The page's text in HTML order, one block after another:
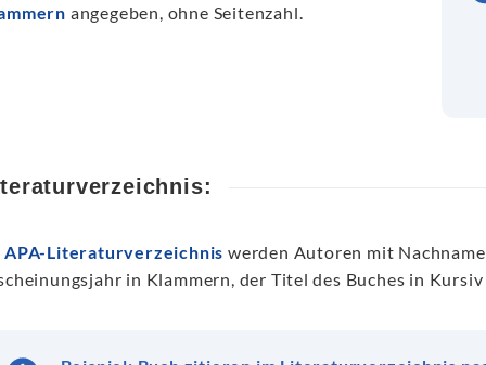
angegeben, ohne Seitenzahl.
APA-Literaturverzeichnis werden Autoren mit
in Klammern, der Titel des Buches in